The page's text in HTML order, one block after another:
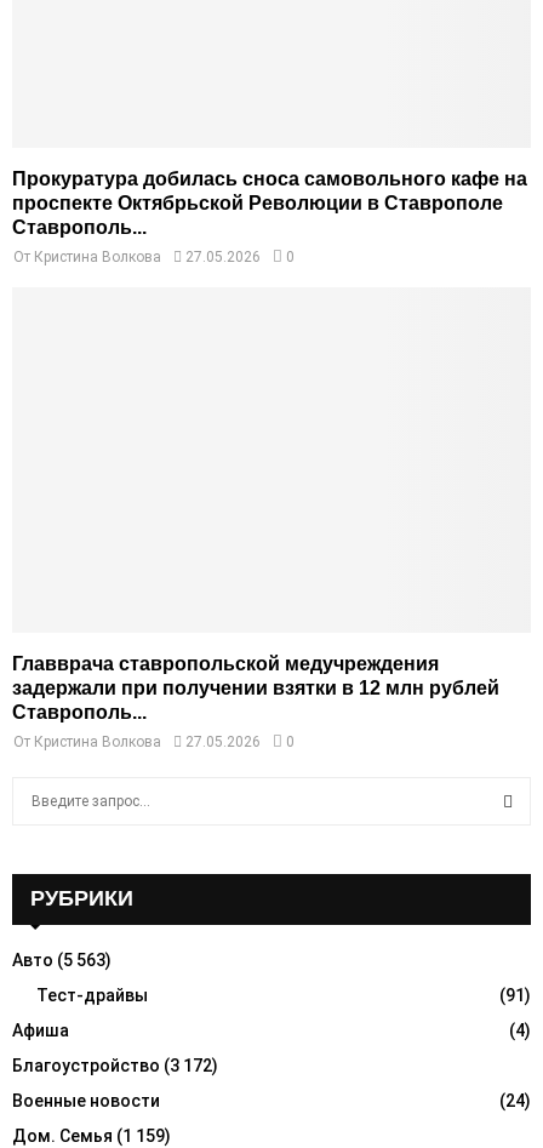
Прокуратура добилась сноса самовольного кафе на
проспекте Октябрьской Революции в Ставрополе
Ставрополь...
От Кристина Волкова 27.05.2026 0
Главврача ставропольской медучреждения
задержали при получении взятки в 12 млн рублей
Ставрополь...
От Кристина Волкова 27.05.2026 0
o
R
C
H
РУБРИКИ
Авто (5 563)
Тест-драйвы
(91)
Афиша
(4)
Благоустройство (3 172)
Военные новости
(24)
Дом. Семья (1 159)